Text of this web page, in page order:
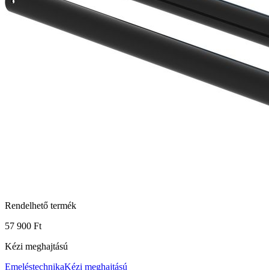
Rendelhető termék
57 900 Ft
Kézi meghajtású
EmeléstechnikaKézi meghajtású